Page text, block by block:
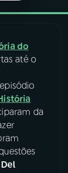
do
até o
da